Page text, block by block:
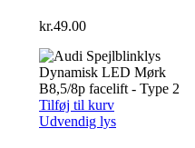
kr.49.00
Tilføj til kurv
Udvendig lys